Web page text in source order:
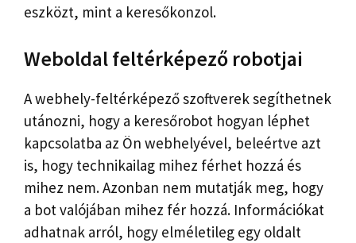
eszközt, mint a keresőkonzol.
Weboldal feltérképező robotjai
A webhely-feltérképező szoftverek segíthetnek
utánozni, hogy a keresőrobot hogyan léphet
kapcsolatba az Ön webhelyével, beleértve azt
is, hogy technikailag mihez férhet hozzá és
mihez nem. Azonban nem mutatják meg, hogy
a bot valójában mihez fér hozzá. Információkat
adhatnak arról, hogy elméletileg egy oldalt